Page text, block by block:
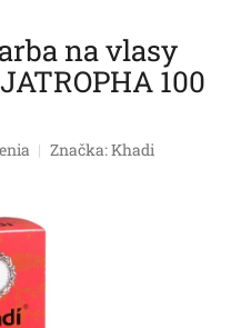
na vlasy
100
Značka:Khadi